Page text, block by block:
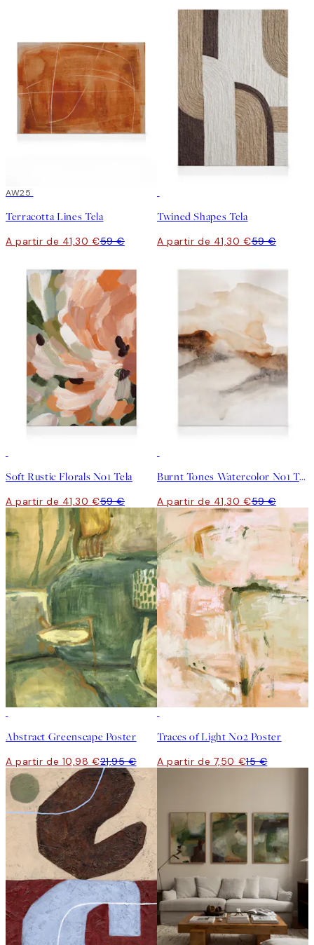
30%*
AW25
Terracotta Lines Tela
A partir de 41,30 €59 €
Twined Shapes Tela
A partir de 41,30 €59 €
Soft Rustic Florals No1 Tela
A partir de 41,30 €59 €
Burnt Tones Watercolor No1 Tela
A partir de 41,30 €59 €
Abstract Greenscape Poster
A partir de 10,98 €21,95 €
Traces of Light No2 Poster
A partir de 7,50 €15 €